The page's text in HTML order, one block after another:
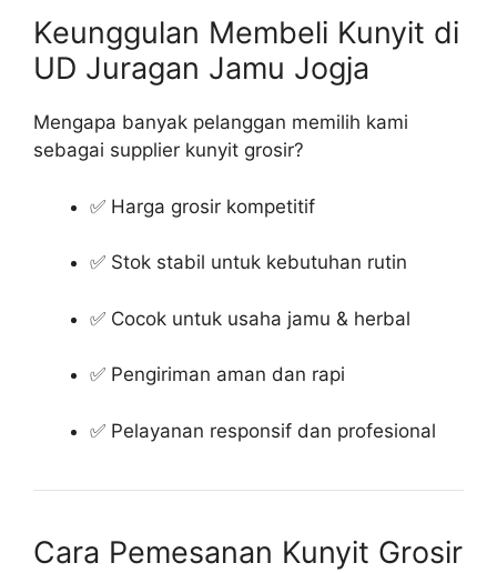
Keunggulan Membeli Kunyit di
UD Juragan Jamu Jogja
Mengapa banyak pelanggan memilih kami
sebagai supplier kunyit grosir?
✅ Harga grosir kompetitif
✅ Stok stabil untuk kebutuhan rutin
✅ Cocok untuk usaha jamu & herbal
✅ Pengiriman aman dan rapi
✅ Pelayanan responsif dan profesional
Cara Pemesanan Kunyit Grosir